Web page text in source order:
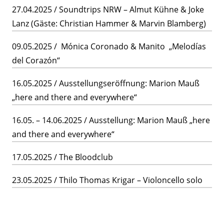
27.04.2025 / Soundtrips NRW – Almut Kühne & Joke
Lanz (Gäste: Christian Hammer & Marvin Blamberg)
09.05.2025 / Mónica Coronado & Manito „Melodías
del Corazón“
16.05.2025 / Ausstellungseröffnung: Marion Mauß
„here and there and everywhere“
16.05. – 14.06.2025 / Ausstellung: Marion Mauß „here
and there and everywhere“
17.05.2025 / The Bloodclub
23.05.2025 / Thilo Thomas Krigar – Violoncello solo